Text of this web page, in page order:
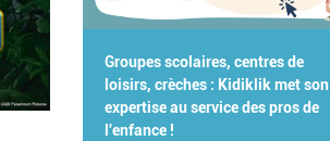
Groupes scolaires, centres de
loisirs, crèches : Kidiklik met son
expertise au service des pros de
l'enfance !